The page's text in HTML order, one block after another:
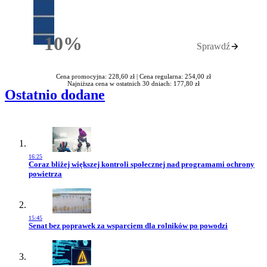
10%Rabatu Sprawdź
Cena promocyjna: 228,60 zł | Cena regularna: 254,00 zł
Najniższa cena w ostatnich 30 dniach: 177,80 zł
Ostatnio dodane
16:25
Przejdź do artykułu:
Coraz bliżej większej kontroli społecznej nad programami ochrony
powietrza
15:45
Przejdź do artykułu:
Senat bez poprawek za wsparciem dla rolników po powodzi